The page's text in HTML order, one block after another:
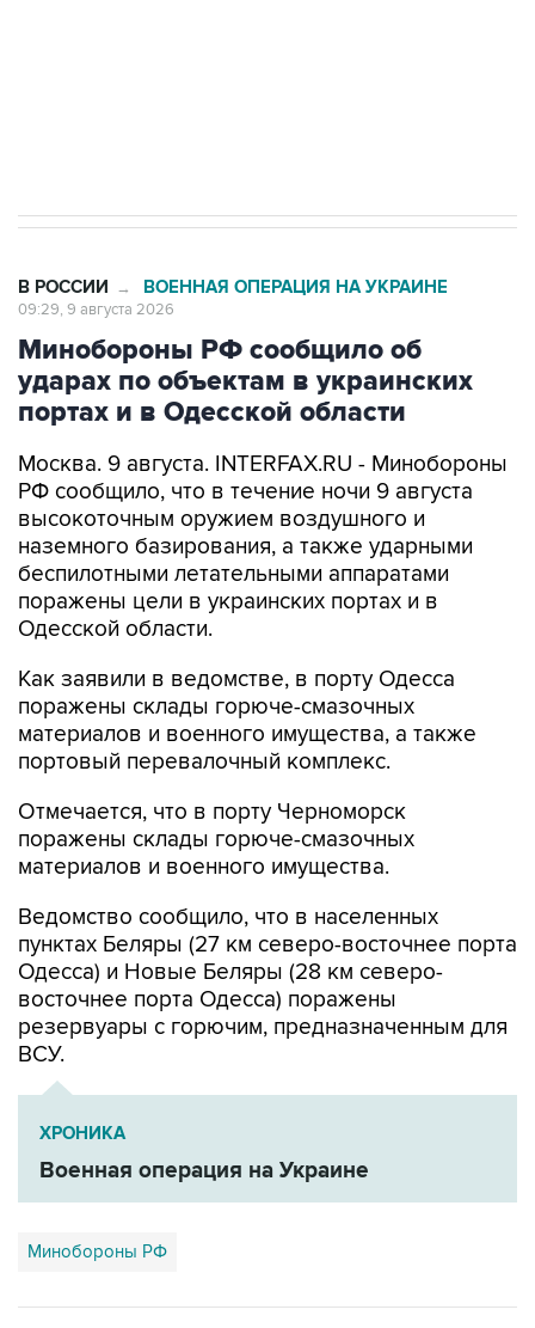
В РОССИИ → ВОЕННАЯ ОПЕРАЦИЯ НА УКРАИНЕ
09:29, 9 августа 2026
Минобороны РФ сообщило об
ударах по объектам в украинских
портах и в Одесской области
Москва. 9 августа. INTERFAX.RU - Минобороны
РФ сообщило, что в течение ночи 9 августа
высокоточным оружием воздушного и
наземного базирования, а также ударными
беспилотными летательными аппаратами
поражены цели в украинских портах и в
Одесской области.
Как заявили в ведомстве, в порту Одесса
поражены склады горюче-смазочных
материалов и военного имущества, а также
портовый перевалочный комплекс.
Отмечается, что в порту Черноморск
поражены склады горюче-смазочных
материалов и военного имущества.
Ведомство сообщило, что в населенных
пунктах Беляры (27 км северо-восточнее порта
Одесса) и Новые Беляры (28 км северо-
восточнее порта Одесса) поражены
резервуары с горючим, предназначенным для
ВСУ.
ХРОНИКА
Военная операция на Украине
Минобороны РФ